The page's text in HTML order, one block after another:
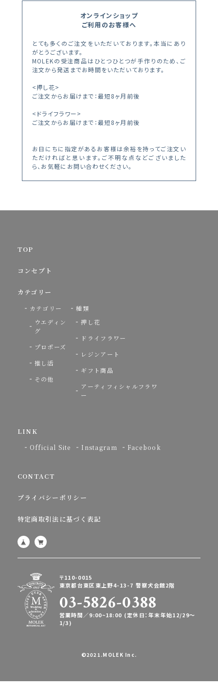
オンラインショップ
ご利用のお客様へ
とても多くのご注文をいただいております。本当にあり
がとうございます。
MOLEKの受注商品はひとつひとつが手作りのため、ご
注文から発送までお時間をいただいております。
<押し花>
ご注文からお届けまで：最短8ヶ月前後
<ドライフラワー>
ご注文からお届けまで：最短8ヶ月前後
お日にちに指定があるお客様は余裕を持ってご注文い
ただければと思います。ご不明な点などございました
ら、お気軽にお問い合わせください。
TOP
コンセプト
カテゴリー
カテゴリー
ウエディン
グ
プロポーズ
推し活
その他
種類
押し花
ドライフラワー
レジンアート
ギフト商品
アーティフィシャルフラワ
ー
LINK
Official Site Instagram Facebook
CONTACT
プライバシーポリシー
特定商取引法に基づく表記
〒110-0015
東京都台東区東上野4-13-7 警察犬会館2階
03-5826-0388
営業時間／9:00~18:00 (定休日：年末年始12/29〜
1/3)
©2021.MOLEK Inc.